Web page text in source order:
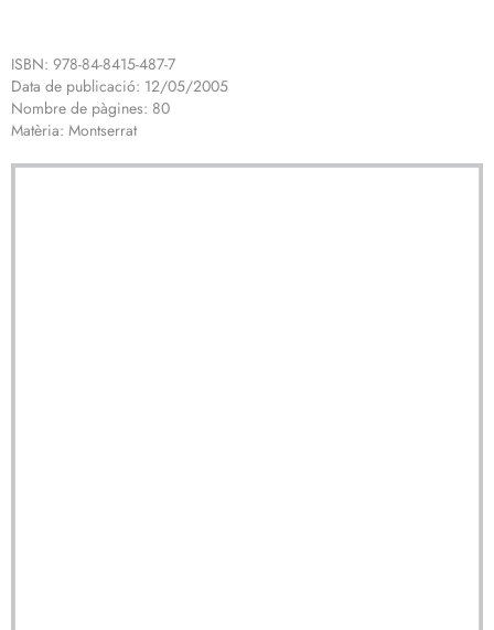
ISBN: 978-84-8415-487-7
Data de publicació: 12/05/2005
Nombre de pàgines: 80
Matèria: Montserrat